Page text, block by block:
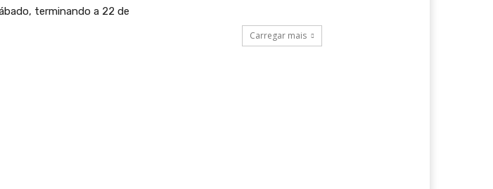
terminando a 22 de
Carregar mais